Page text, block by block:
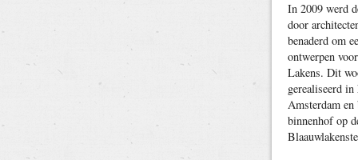
In 2009 werd
door
benaderd om
ontwerpen
Lakens. Dit
gerealiseerd
Amsterdam
binnenhof op